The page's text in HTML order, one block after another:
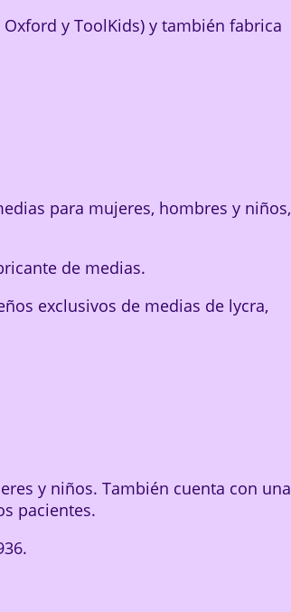
y ToolKids) y también fabrica
para mujeres, hombres y niños,
de medias.
exclusivos de medias de lycra,
y niños. También cuenta con una
pacientes.